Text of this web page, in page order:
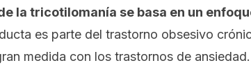
la tricotilomanía se basa en un
es parte del trastorno obsesivo
medida con los trastornos de ansiedad.